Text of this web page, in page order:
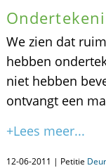
We zien dat
hebben
niet hebben
ontvangt een
+Lees meer...
12-06-2011 | Petitie